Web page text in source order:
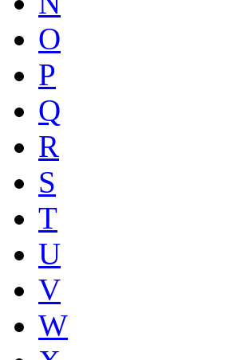
O
P
Q
R
S
T
U
V
W